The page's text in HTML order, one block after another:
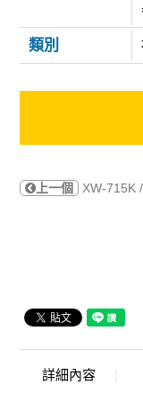
類別
上一個 XW-715K
詳細內容